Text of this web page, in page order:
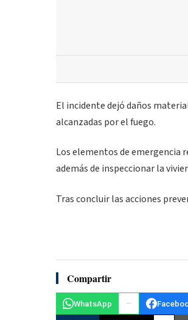
El incidente dejó daños
alcanzadas por el fuego.
Los elementos de emergencia
además de inspeccionar la
Tras concluir las acciones
Compartir
WhatsApp